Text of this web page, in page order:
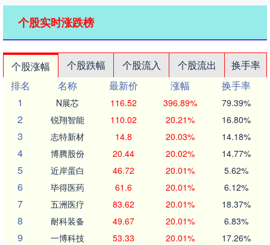
个股实时涨跌榜
个股涨幅 个股跌幅 个股流入 个股流出
换手率
排名
名称 最新价 涨幅
换手率
1
N展芯 116.52 396.89% 79.39%
2 锐翔智能 110.02 20.21% 16.80%
3 志特新材 14.8 20.03% 14.18%
4 博腾股份 20.44 20.02% 14.77%
5 近岸蛋白 46.72 20.01% 5.62%
6 毕得医药 61.6 20.01% 6.12%
7 五洲医疗 83.62 20.01% 18.37%
8 耐科装备 49.67 20.01% 6.83%
9 一博科技 53.33 20.01% 17.26%